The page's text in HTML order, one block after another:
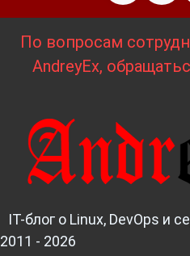
По вопросам
AndreyEx,
IT-блог о Linux, DevOps и
2011 - 2026